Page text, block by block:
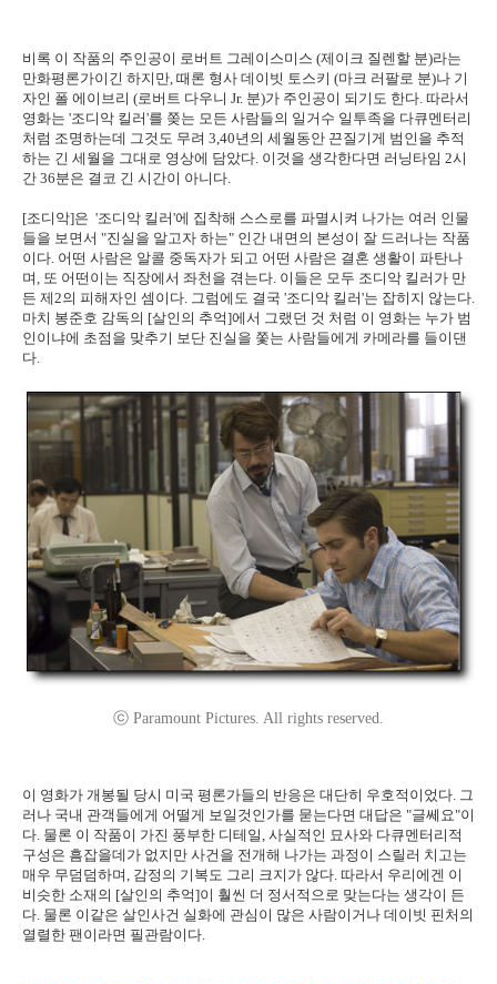
비록 이 작품의 주인공이 로버트 그레이스미스 (제이크 질렌할 분)라는
만화평론가이긴 하지만, 때론 형사 데이빗 토스키 (마크 러팔로 분)나 기
자인 폴 에이브리 (로버트 다우니 Jr. 분)가 주인공이 되기도 한다. 따라서
영화는 '조디악 킬러'를 쫒는 모든 사람들의 일거수 일투족을 다큐멘터리
처럼 조명하는데 그것도 무려 3,40년의 세월동안 끈질기게 범인을 추적
하는 긴 세월을 그대로 영상에 담았다. 이것을 생각한다면 러닝타임 2시
간 36분은 결코 긴 시간이 아니다.
[조디악]은 '조디악 킬러'에 집착해 스스로를 파멸시켜 나가는 여러 인물
들을 보면서 "진실을 알고자 하는" 인간 내면의 본성이 잘 드러나는 작품
이다. 어떤 사람은 알콜 중독자가 되고 어떤 사람은 결혼 생활이 파탄나
며, 또 어떤이는 직장에서 좌천을 겪는다. 이들은 모두 조디악 킬러가 만
든 제2의 피해자인 셈이다. 그럼에도 결국 '조디악 킬러'는 잡히지 않는다.
마치 봉준호 감독의 [살인의 추억]에서 그랬던 것 처럼 이 영화는 누가 범
인이냐에 초점을 맞추기 보단 진실을 쫓는 사람들에게 카메라를 들이댄
다.
ⓒ Paramount Pictures. All rights reserved.
이 영화가 개봉될 당시 미국 평론가들의 반응은 대단히 우호적이었다. 그
러나 국내 관객들에게 어떨게 보일것인가를 묻는다면 대답은 "글쎄요"이
다. 물론 이 작품이 가진 풍부한 디테일, 사실적인 묘사와 다큐멘터리적
구성은 흠잡을데가 없지만 사건을 전개해 나가는 과정이 스릴러 치고는
매우 무덤덤하며, 감정의 기복도 그리 크지가 않다. 따라서 우리에겐 이
비슷한 소재의 [살인의 추억]이 훨씬 더 정서적으로 맞는다는 생각이 든
다. 물론 이같은 살인사건 실화에 관심이 많은 사람이거나 데이빗 핀처의
열렬한 팬이라면 필관람이다.